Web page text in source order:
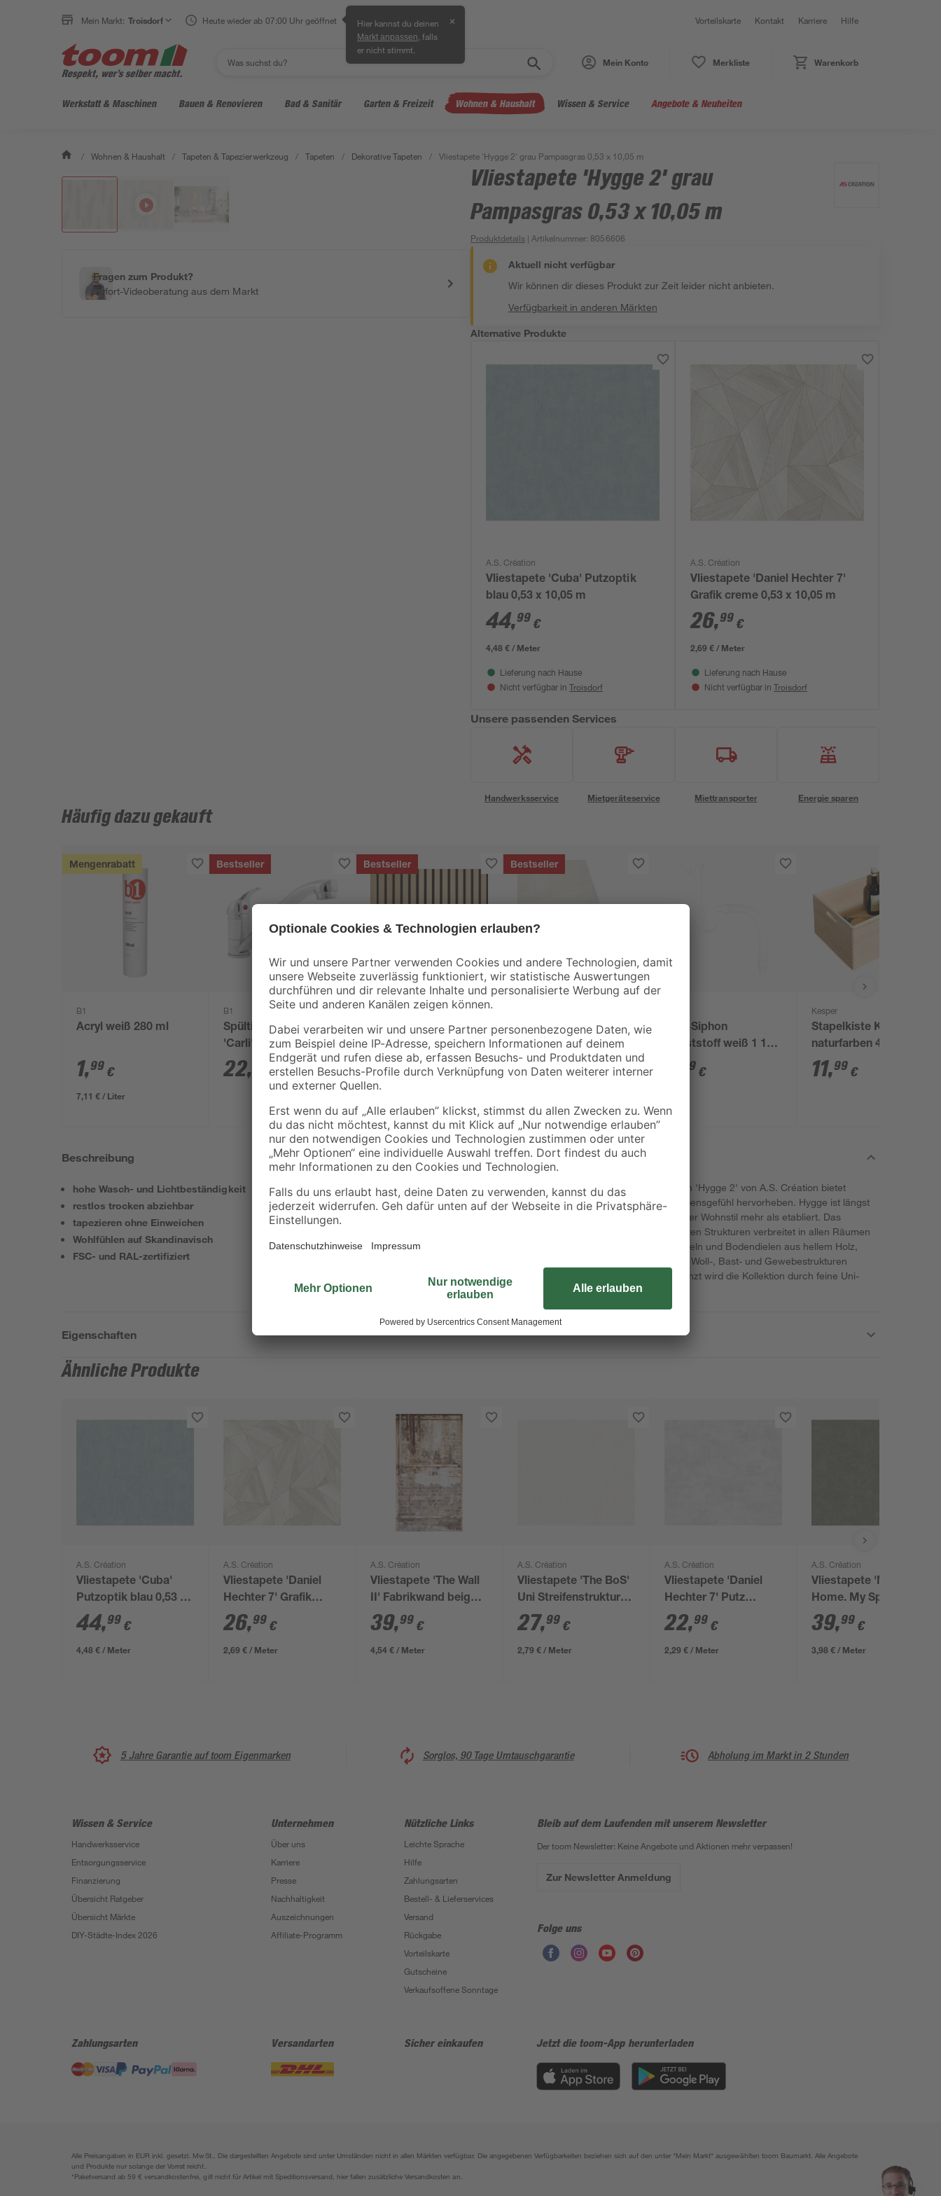
Mein Markt: Troisdorf Heute wieder ab 07:00 Uhr geöffnet Hier kannst du deinen
Markt anpassen , falls
er nicht stimmt.
✕ Vorteilskarte Kontakt Karriere Hilfe
Mein Konto Merkliste Warenkorb
Werkstatt & Maschinen Bauen & Renovieren Bad & Sanitär Garten & Freizeit Wohnen & Haushalt Wissen & Service Angebote & Neuheiten
/ Wohnen & Haushalt / Tapeten & Tapezierwerkzeug / Tapeten / Dekorative Tapeten / Vliestapete 'Hygge 2' grau Pampasgras 0,53 x 10,05 m
Fragen zum Produkt?
Sofort-Videoberatung aus dem Markt
Vliestapete 'Hygge 2' grau
Pampasgras 0,53 x 10,05 m
Produktdetails | Artikelnummer: 8056606
Aktuell nicht verfügbar
Wir können dir dieses Produkt zur Zeit leider nicht anbieten.
Verfügbarkeit in anderen Märkten
Alternative Produkte
A.S. Création
Vliestapete 'Cuba' Putzoptik
blau 0,53 x 10,05 m
44,99 €
4,48 € / Meter
Lieferung nach Hause
Nicht verfügbar in Troisdorf
A.S. Création
Vliestapete 'Daniel Hechter 7'
Grafik creme 0,53 x 10,05 m
26,99 €
2,69 € / Meter
Lieferung nach Hause
Nicht verfügbar in Troisdorf
Unsere passenden Services
Handwerksservice Mietgeräteservice Miettransporter Energie sparen
Häufig dazu gekauft
Mengenrabatt
B1
Acryl weiß 280 ml
1,99 €
7,11 € / Liter
Bestseller
B1
Spültischarmatur
'Carli' chromfarben
22, €
Bestseller
Kosche
Akustik-Paneel Eiche
natur furniert 2400 x
561 x 19 mm
67,16€/ m²
Bestseller
Abdeckplane
Polyethylen
transparent 4 x 5 m
0,06 €/ m²
Flex-Siphon
Kunststoff weiß 1 1/2'
x 40/50 mm
99 €
Kesper
Stapelkiste Kiefer
naturfarben 40 x 30 x
23 cm, mit
Stapelleiste
11,99 €
Beschreibung
hohe Wasch- und Lichtbeständigkeit
restlos trocken abziehbar
tapezieren ohne Einweichen
Wohlfühlen auf Skandinavisch
FSC- und RAL-zertifiziert
HYGGE - Tapeten zum Wohlfühlen. Die Kollektion 'Hygge 2' von A.S. Création bietet
Designs und Oberflächen, die das hyggelige Lebensgefühl hervorheben. Hygge ist längst
mehr als ein Trend und hat sich als eigenständiger Wohnstil mehr als etabliert. Das
Wanddesign mit feinen floralen Dekoren und zarten Strukturen verbreitet in allen Räumen
eine heitere Stimmung und passt perfekt zu Möbeln und Bodendielen aus hellem Holz,
Kerzen und Accessoires aus der Natur. Gröbere Woll-, Bast- und Gewebestrukturen
verleihen den Tapeten eine wohlige Haptik. Ergänzt wird die Kollektion durch feine Uni-
Tapeten.
Eigenschaften
Ähnliche Produkte
A.S. Création
Vliestapete 'Cuba'
Putzoptik blau 0,53 x
10,05 m
44,99 €
4,48 € / Meter
A.S. Création
Vliestapete 'Daniel
Hechter 7' Grafik
creme 0,53 x 10,05 m
26,99 €
2,69 € / Meter
A.S. Création
Vliestapete 'The Wall
II' Fabrikwand beige
3-teilig 1,59 x 2,80 m
39,99 €
4,54 € / Meter
A.S. Création
Vliestapete 'The BoS'
Uni Streifenstruktur
creme 0,53 x 10,05 m
27,99 €
2,79 € / Meter
A.S. Création
Vliestapete 'Daniel
Hechter 7' Putz
hellgrau 0,53 x 10,05
m
22,99 €
2,29 € / Meter
A.S. Création
Vliestapete 'My
Home. My Spa.' Grafik
goldfarben/grün 0,53
x 10,05 m
39,99 €
3,98 € / Meter
5 Jahre Garantie auf toom Eigenmarken Sorglos, 90 Tage Umtauschgarantie Abholung im Markt in 2 Stunden
Wissen & Service
Handwerksservice
Entsorgungsservice
Finanzierung
Übersicht Ratgeber
Übersicht Märkte
DIY-Städte-Index 2026
Unternehmen
Über uns
Karriere
Presse
Nachhaltigkeit
Auszeichnungen
Affiliate-Programm
Nützliche Links
Leichte Sprache
Hilfe
Zahlungsarten
Bestell- & Lieferservices
Versand
Rückgabe
Vorteilskarte
Gutscheine
Verkaufsoffene Sonntage
Bleib auf dem Laufenden mit unserem Newsletter
Der toom Newsletter: Keine Angebote und Aktionen mehr verpassen!
Zur Newsletter Anmeldung
Folge uns
Zahlungsarten Versandarten Sicher einkaufen Jetzt die toom-App herunterladen
Alle Preisangaben in EUR inkl. gesetzl. MwSt.. Die dargestellten Angebote sind unter Umständen nicht in allen Märkten verfügbar. Die angegebenen Verfügbarkeiten beziehen sich auf den unter "Mein Markt" ausgewählten toom Baumarkt. Alle Angebote
und Produkte nur solange der Vorrat reicht.
*Paketversand ab 59 € versandkostenfrei, gilt nicht für Artikel mit Speditionsversand, hier fallen zusätzliche Versandkosten an.